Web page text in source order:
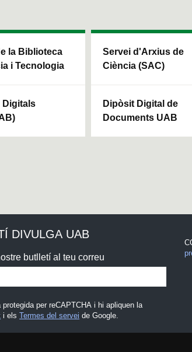
la Biblioteca
i Tecnologia
Digitals
Servei d'Arxius de
Ciència (SAC)
Dipòsit Digital de
Documents UAB
DIVULGA UAB
butlletí al teu correu
per reCAPTCHA i hi apliquen la
i elsTermes del servei de Google.